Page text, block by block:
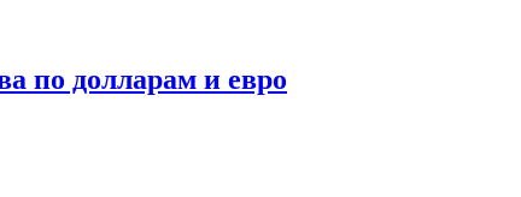
по долларам и евро